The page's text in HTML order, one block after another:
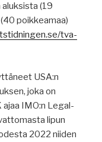
(19
poikkeamaa)
tva-
USA:n
joka on
IMO:n Legal-
lipun
2022 niiden